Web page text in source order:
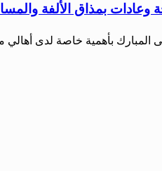
وعادات بمذاق الألفة
المبارك بأهمية خاصة لدى